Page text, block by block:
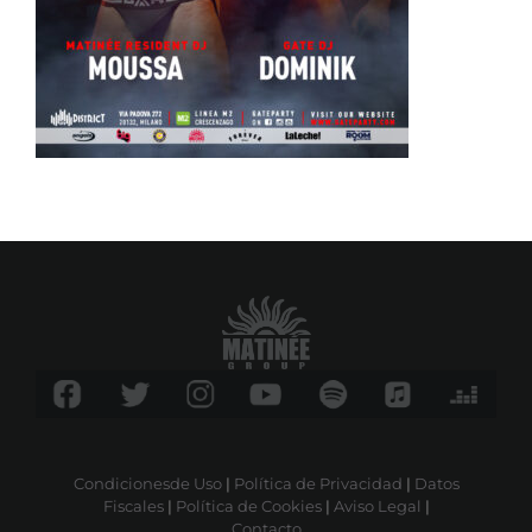
Condicionesde Uso| Política de Privacidad | Datos
Fiscales| Política de Cookies| Aviso Legal |